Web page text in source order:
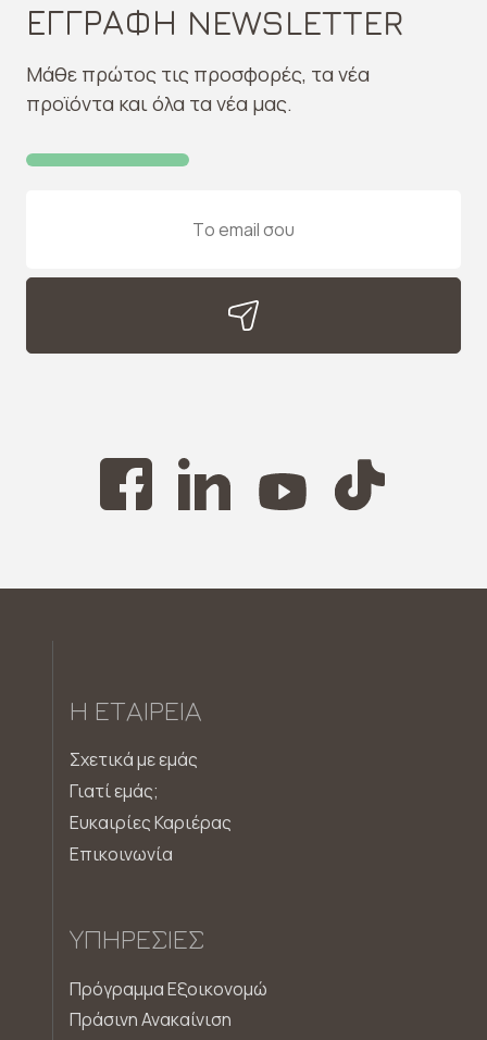
ΕΓΓΡΑΦΗ NEWSLETTER
Μάθε πρώτος τις προσφορές, τα νέα
προϊόντα και όλα τα νέα μας.
Η ΕΤΑΙΡΕΊΑ
Σχετικά με εμάς
Γιατί εμάς;
Ευκαιρίες Καριέρας
Επικοινωνία
ΥΠΗΡΕΣΊΕΣ
Πρόγραμμα Εξοικονομώ
Πράσινη Ανακαίνιση